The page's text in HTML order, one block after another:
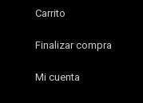
Carrito
Finalizar compra
Mi cuenta